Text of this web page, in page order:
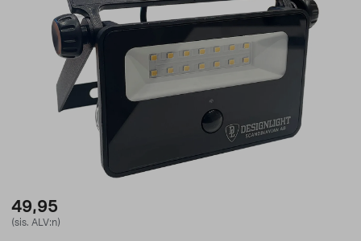
49,95
(sis. ALV:n)